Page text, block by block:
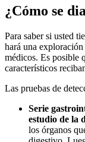
¿Cómo se
Para saber si usted
hará una
médicos. Es posible
característicos
Las pruebas de
Serie
estudio de la
los órganos